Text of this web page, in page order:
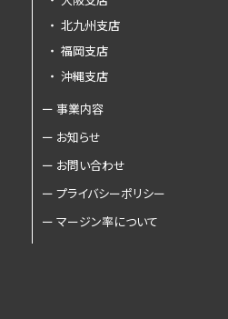
・ 北九州支店
・ 福岡支店
・ 沖縄支店
ー 事業内容
ー お知らせ
ー お問い合わせ
ー プライバシーポリシー
ー マージン率について